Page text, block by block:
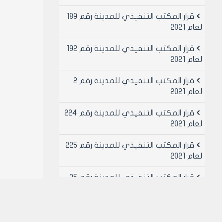
قرار المكتب التنفيذي للمدينة رقم 189
لعام 2021
قرار المكتب التنفيذي للمدينة رقم 192
لعام 2021
قرار المكتب التنفيذي للمدينة رقم 2
لعام 2021
قرار المكتب التنفيذي للمدينة رقم 224
لعام 2021
قرار المكتب التنفيذي للمدينة رقم 225
لعام 2021
قرار المكتب التنفيذي للمدينة رقم 25